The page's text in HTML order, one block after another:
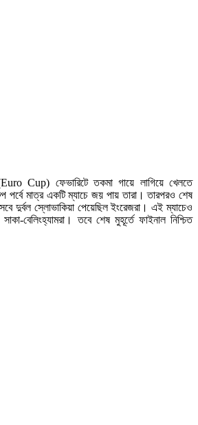
Cup) ফেভারিটে তকমা গায়ে লাগিয়ে খেলতে
পর্বে মাত্র একটি ম্যাচে জয় পায় তারা। তারপরও শেষ
দুর্বল স্লোভাকিয়া পেয়েছিল ইংরেজরা। এই ম্যাচেও
সাকা-বেলিংহ্যামরা। তবে শেষ মুহূর্তে ফাইনাল নিশ্চিত